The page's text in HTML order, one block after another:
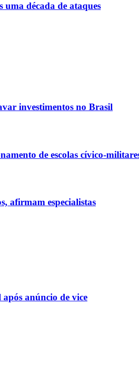
década de ataques
investimentos no Brasil
de escolas cívico-
afirmam especialistas
anúncio de vice